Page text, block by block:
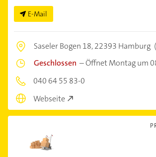
E-Mail
Saseler Bogen 18,22393 Hamburg
Geschlossen –Öffnet Montag um
040 64 55 83-0
Webseite